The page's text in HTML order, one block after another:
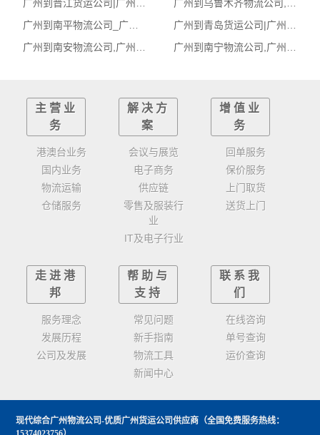
主营业
务
港澳台业务
国内业务
物流运输
仓储服务
解决方
案
会议与展览
电子商务
供应链
零售及服装行
业
IT及电子行业
增值业
务
回单服务
保价服务
上门取货
送货上门
走进港
邦
服务理念
发展历程
公司及发展
帮助与
支持
常见问题
新手指南
物流工具
新闻中心
联系我
们
在线咨询
单号查询
运价查询
现代综合广州物流公司-优质广州货运公司供应商 （全国免费服务热线：